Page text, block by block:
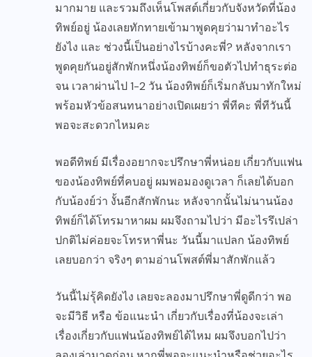
มากมาย และรวมถึงเห็นโพสต์เกี่ยวกับจังหวัดที่น้อง
ทิพย์อยู่ น้องเลยทักทายเข้ามาพูดคุยว่ามาทำอะไร
ยังไง และ ช่วงนี้เป็นอย่างไรบ้างคะพี่? หลังจากเรา
พูดคุยกันอยู่สักพักหนึ่งน้องทิพย์ก็ขอตัวไปทำธุระต่อ
จน เวลาผ่านไป 1-2 วัน น้องทิพย์ก็เริ่มกลับมาทักใหม่
พร้อมหัวข้อสนทนาอย่างเปิดเผยว่า พี่ทีคะ พี่ทีวันนี้
พอจะสะดวกไหมคะ
พอดีทิพย์ มีเรื่องอยากจะปรึกษาพี่หน่อย เกี่ยวกับแฟน
ของน้องทิพย์ที่คบอยู่ ผมพอมองดูเวลา ก็เลยได้บอก
กับน้องย์ว่า งั้นอีกสักพักนะ หลังจากนั้นไม่นานน้อง
ทิพย์ก็ได้โทรมาหาผม ผมจึงถามไปว่า มีอะไรรึเปล่า
ปกติไม่ค่อยจะโทรหาพี่นะ วันนี้มาแปลก น้องทิพย์
เลยบอกว่า จริงๆ ตามอ่านโพสต์พี่มาสักพักแล้ว
วันนี้ไม่รุ้คิดยังไง เลยจะลองมาปรึกษาพี่ดูดีกว่า พอ
จะมีวิธี หรือ ข้อแนะนำ เกี่ยวกับเรื่องที่น้องจะเล่า
เรื่องเกี่ยวกับแฟนน้องทิพย์ได้ไหม ผมจึงบอกไปว่า